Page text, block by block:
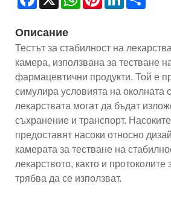
Описание
Тестът за стабилност на
камера, използвана за тестване
фармацевтични продукти. Той е
симулира условията на околната
лекарствата могат да бъдат
съхранение и транспорт.
предоставят насоки относно
камерата за тестване на
лекарството, както и протоколите
трябва да се използват.